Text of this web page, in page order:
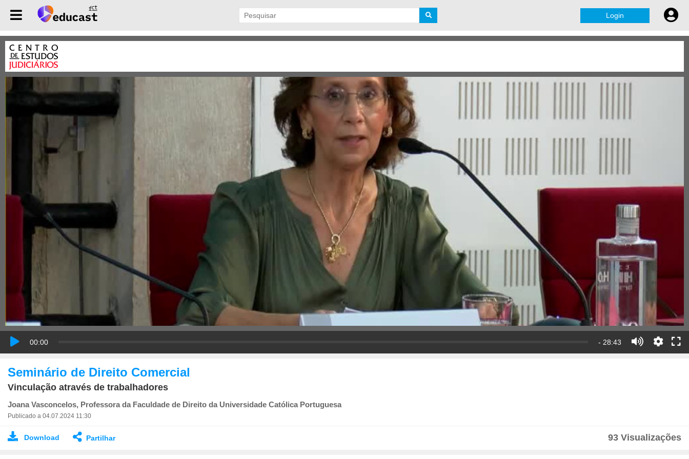
Login
00:00 - 28:43
Seminário de Direito Comercial
Vinculação através de trabalhadores
Joana Vasconcelos, Professora da Faculdade de Direito da Universidade Católica Portuguesa
Publicado a 04.07.2024 11:30
Download Partilhar 93 Visualizações